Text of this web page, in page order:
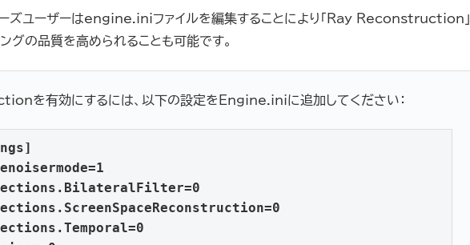
ズユーザーはengine.iniファイルを編集することにより「Ray Reconstruction」
グの品質を高められることも可能です。
を有効にするには、以下の設定をEngine.iniに追加してください：